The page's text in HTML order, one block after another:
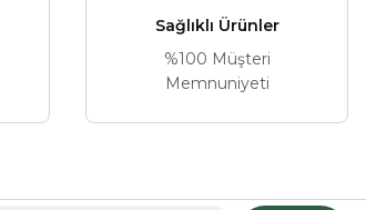
Sağlıklı Ürünler
%100 Müşteri
Memnuniyeti